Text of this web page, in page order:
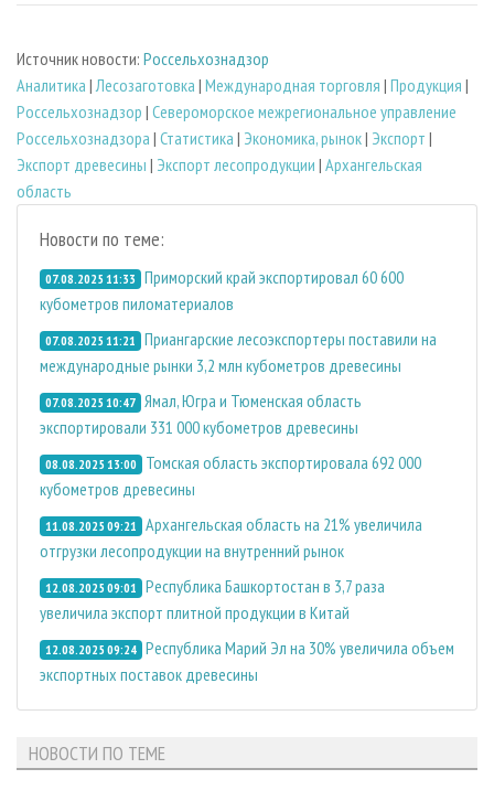
Источник новости: Россельхознадзор
Аналитика |Лесозаготовка | Международная торговля | Продукция |
Россельхознадзор | Североморское межрегиональное управление
Россельхознадзора | Статистика | Экономика, рынок| Экспорт |
Экспорт древесины | Экспорт лесопродукции | Архангельская
область
Новости по теме:
07.08.2025 11:33 Приморский край экспортировал 60 600
кубометров пиломатериалов
07.08.2025 11:21 Приангарские лесоэкспортеры поставили на
международные рынки 3,2 млн кубометров древесины
07.08.2025 10:47 Ямал, Югра и Тюменская область
экспортировали 331 000 кубометров древесины
08.08.2025 13:00
Томская область экспортировала 692 000
кубометров древесины
11.08.2025 09:21 Архангельская область на 21% увеличила
отгрузки лесопродукции на внутренний рынок
12.08.2025 09:01 Республика Башкортостан в 3,7 раза
увеличила экспорт плитной продукции в Китай
12.08.2025 09:24 Республика Марий Эл на 30% увеличила объем
экспортных поставок древесины
НОВОСТИ ПО ТЕМЕ